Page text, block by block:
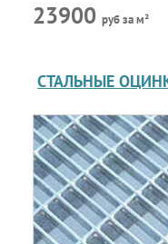
23900руб за м²
СТАЛЬНЫЕ